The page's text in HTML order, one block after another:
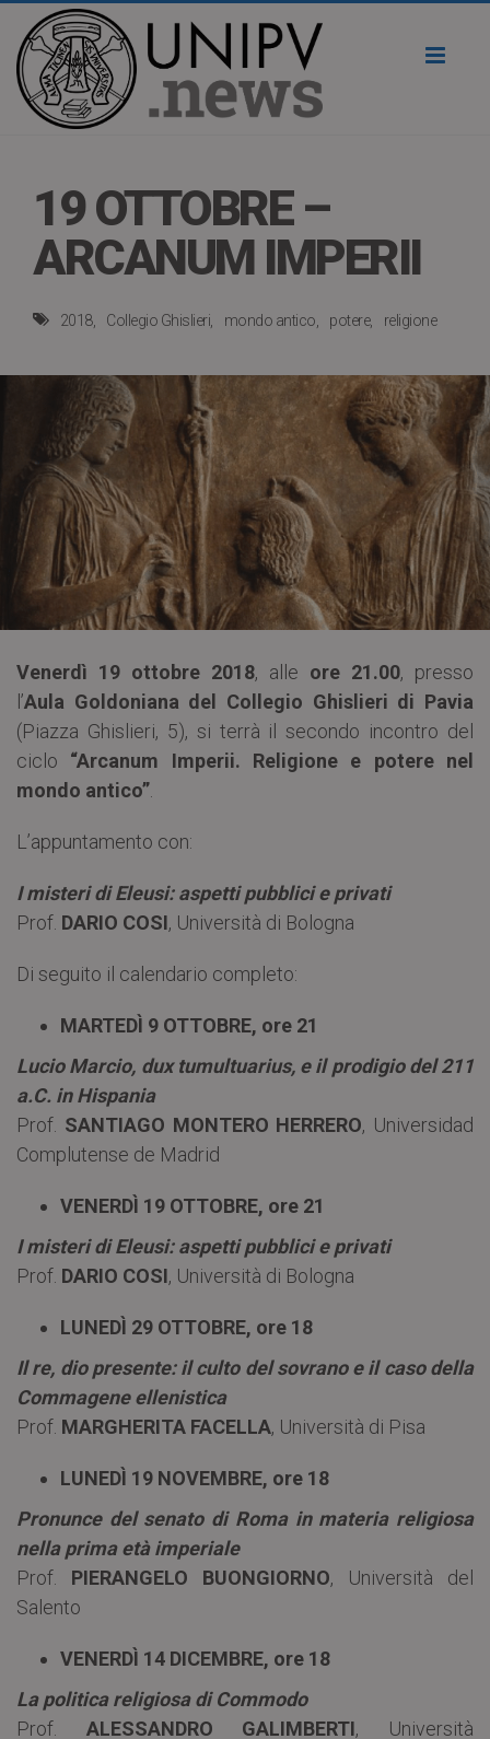
19 OTTOBRE –
ARCANUM IMPERII
2018 Collegio Ghislieri mondo antico potere religione
Venerdì 19 ottobre 2018, alle ore 21.00, presso
l’Aula Goldoniana del Collegio Ghislieri di Pavia
(Piazza Ghislieri, 5), si terrà il secondo incontro del
ciclo “Arcanum Imperii. Religione e potere nel
mondo antico”.
L’appuntamento con:
I misteri di Eleusi: aspetti pubblici e privati
Prof. DARIO COSI, Università di Bologna
Di seguito il calendario completo:
MARTEDÌ 9 OTTOBRE, ore 21
Lucio Marcio, dux tumultuarius, e il prodigio del 211
a.C. in Hispania
Prof. SANTIAGO MONTERO HERRERO, Universidad
Complutense de Madrid
VENERDÌ 19 OTTOBRE, ore 21
I misteri di Eleusi: aspetti pubblici e privati
Prof. DARIO COSI, Università di Bologna
LUNEDÌ 29 OTTOBRE, ore 18
Il re, dio presente: il culto del sovrano e il caso della
Commagene ellenistica
Prof. MARGHERITA FACELLA, Università di Pisa
LUNEDÌ 19 NOVEMBRE, ore 18
Pronunce del senato di Roma in materia religiosa
nella prima età imperiale
Prof. PIERANGELO BUONGIORNO, Università del
Salento
VENERDÌ 14 DICEMBRE, ore 18
La politica religiosa di Commodo
Prof. ALESSANDRO GALIMBERTI, Università